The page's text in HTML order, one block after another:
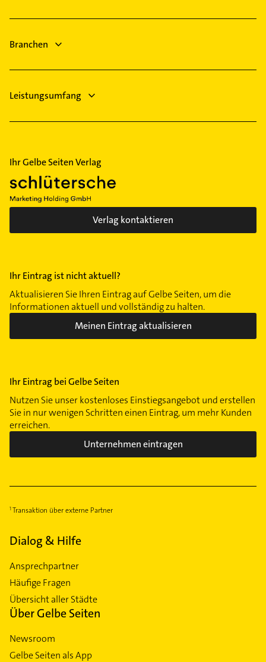
Arzt
Heizungsbauer
Branchen
Leistungsumfang
Ihr Gelbe Seiten Verlag
Verlag kontaktieren
Ihr Eintrag ist nicht aktuell?
Aktualisieren Sie Ihren Eintrag auf Gelbe Seiten, um die
Informationen aktuell und vollständig zu halten.
Meinen Eintrag aktualisieren
Ihr Eintrag bei Gelbe Seiten
Nutzen Sie unser kostenloses Einstiegsangebot und erstellen
Sie in nur wenigen Schritten einen Eintrag, um mehr Kunden
erreichen.
Unternehmen eintragen
Transaktion über externe Partner
Dialog & Hilfe
Ansprechpartner
Häufige Fragen
Übersicht aller Städte
Über Gelbe Seiten
Newsroom
Gelbe Seiten als App